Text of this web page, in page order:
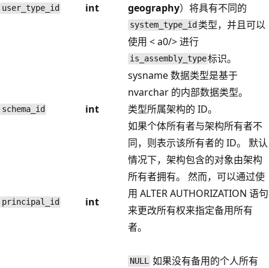
user_type_id int
geography）将具有不同的
system_type_id 类型，并且可以
使用 < a0/> 进行
is_assembly_type标识。
sysname 数据类型是基于
nvarchar 的内部数据类型。
schema_id int 类型所属架构的 ID。
principal_id int
如果个体所有者与架构所有者不
同，则表示该所有者的 ID。 默认
情况下，架构包含的对象由架构
所有者拥有。 然而，可以通过使
用 ALTER AUTHORIZATION 语句
来更改所有权来指定备用所有
者。
NULL 如果没有备用的个人所有